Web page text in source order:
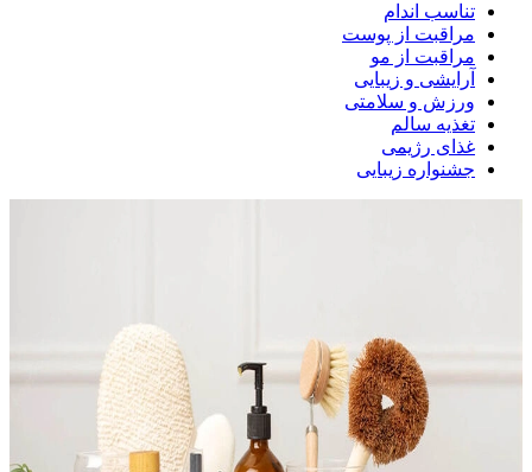
تناسب اندام
مراقبت از پوست
مراقبت از مو
آرایشی و زیبایی
ورزش و سلامتی
تغذیه سالم
غذای رژیمی
جشنواره زیبایی